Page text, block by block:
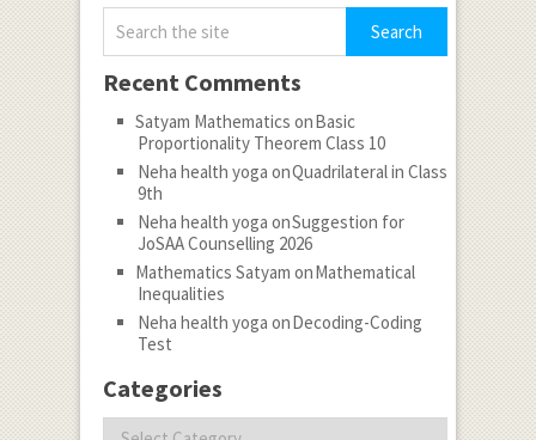
Recent Comments
Satyam Mathematics onBasic
Proportionality Theorem Class 10
Neha health yoga onQuadrilateral in Class
9th
Neha health yoga onSuggestion for
JoSAA Counselling 2026
Mathematics Satyam onMathematical
Inequalities
Neha health yoga onDecoding-Coding
Test
Categories
Categories